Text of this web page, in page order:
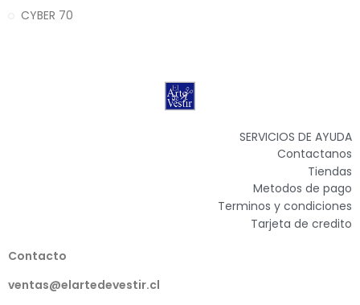
CYBER 70
SERVICIOS DE AYUDA
Contactanos
Tiendas
Metodos de pago
Terminos y condiciones
Tarjeta de credito
Contacto
ventas@elartedevestir.cl